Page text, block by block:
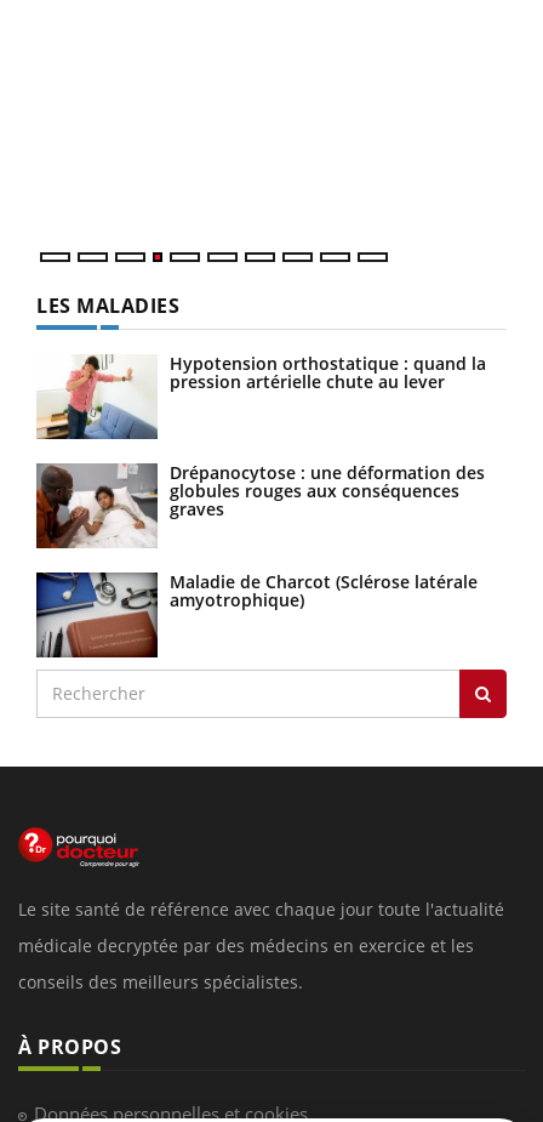
LES MALADIES
Hypotension orthostatique : quand la
pression artérielle chute au lever
Drépanocytose : une déformation des
globules rouges aux conséquences
graves
Maladie de Charcot (Sclérose latérale
amyotrophique)
Le site santé de référence avec chaque jour toute l'actualité
médicale decryptée par des médecins en exercice et les
conseils des meilleurs spécialistes.
À PROPOS
Données personnelles et cookies